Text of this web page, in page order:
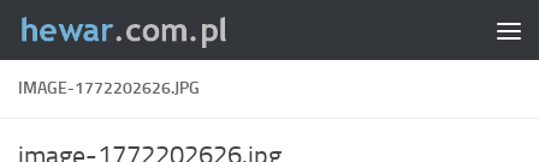
Skip to content
IMAGE-1772202626.JPG